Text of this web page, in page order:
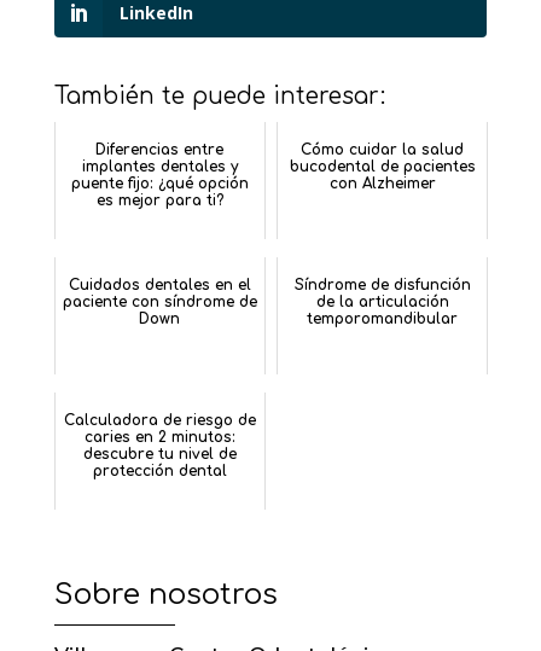
LinkedIn
También te puede interesar:
Diferencias entre
implantes dentales y
puente fijo: ¿qué opción
es mejor para ti?
Cómo cuidar la salud
bucodental de pacientes
con Alzheimer
Cuidados dentales en el
paciente con síndrome de
Down
Síndrome de disfunción
de la articulación
temporomandibular
Calculadora de riesgo de
caries en 2 minutos:
descubre tu nivel de
protección dental
Sobre nosotros